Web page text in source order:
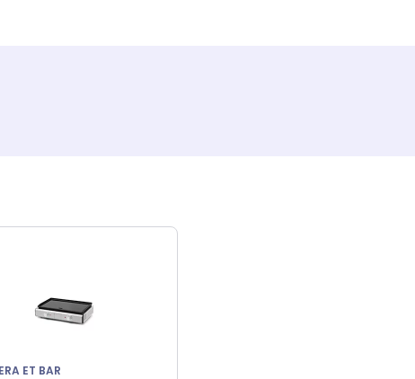
ET BAR